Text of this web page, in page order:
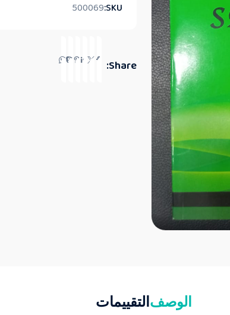
SKU:
500069
Share:
الوصفالتقييمات